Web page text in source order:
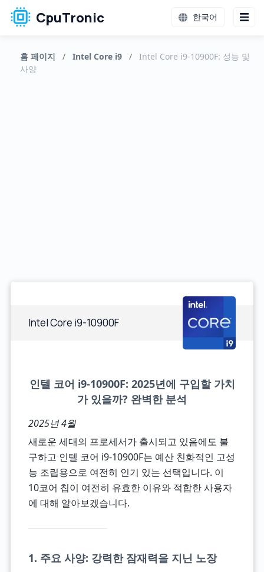
CpuTronic 한국어
홈 페이지 / Intel Core i9 /
Intel Core i9-10900F: 성능 및
사양
Intel Core i9-10900F
인텔 코어 i9-10900F: 2025년에 구입할 가치
가 있을까? 완벽한 분석
2025년 4월
새로운 세대의 프로세서가 출시되고 있음에도 불
구하고 인텔 코어 i9-10900F는 예산 친화적인 고성
능 조립용으로 여전히 인기 있는 선택입니다. 이
10코어 칩이 여전히 유효한 이유와 적합한 사용자
에 대해 알아보겠습니다.
1. 주요 사양: 강력한 잠재력을 지닌 노장